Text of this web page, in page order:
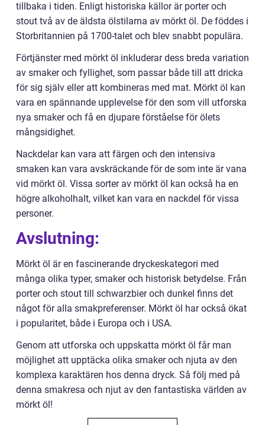
tillbaka i tiden. Enligt historiska källor är porter och
stout två av de äldsta ölstilarna av mörkt öl. De föddes i
Storbritannien på 1700-talet och blev snabbt populära.
Förtjänster med mörkt öl inkluderar dess breda variation
av smaker och fyllighet, som passar både till att dricka
för sig själv eller att kombineras med mat. Mörkt öl kan
vara en spännande upplevelse för den som vill utforska
nya smaker och få en djupare förståelse för ölets
mångsidighet.
Nackdelar kan vara att färgen och den intensiva
smaken kan vara avskräckande för de som inte är vana
vid mörkt öl. Vissa sorter av mörkt öl kan också ha en
högre alkoholhalt, vilket kan vara en nackdel för vissa
personer.
Avslutning:
Mörkt öl är en fascinerande dryckeskategori med
många olika typer, smaker och historisk betydelse. Från
porter och stout till schwarzbier och dunkel finns det
något för alla smakpreferenser. Mörkt öl har också ökat
i popularitet, både i Europa och i USA.
Genom att utforska och uppskatta mörkt öl får man
möjlighet att upptäcka olika smaker och njuta av den
komplexa karaktären hos denna dryck. Så följ med på
denna smakresa och njut av den fantastiska världen av
mörkt öl!